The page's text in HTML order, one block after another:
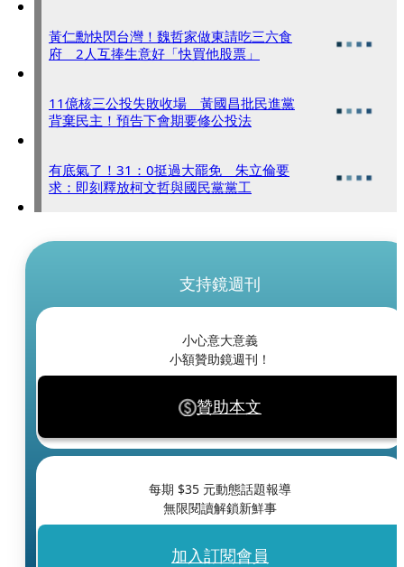
黃仁勳快閃台灣！魏哲家做東請吃三六食
府 2人互捧生意好「快買他股票」
11億核三公投失敗收場 黃國昌批民進黨
背棄民主！預告下會期要修公投法
有底氣了！31：0挺過大罷免 朱立倫要
求：即刻釋放柯文哲與國民黨黨工
支持鏡週刊
小心意大意義
小額贊助鏡週刊！
贊助本文
每期 $35 元動態話題報導
無限閱讀解鎖新鮮事
加入訂閱會員